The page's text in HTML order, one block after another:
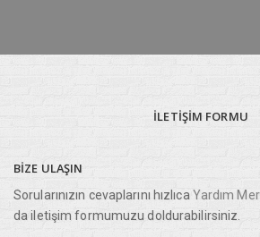
İLETIŞIM FORMU
BIZE ULAŞIN
Sorularınızın cevaplarını hızlıca Yardım
da iletişim formumuzu doldurabilirsiniz.